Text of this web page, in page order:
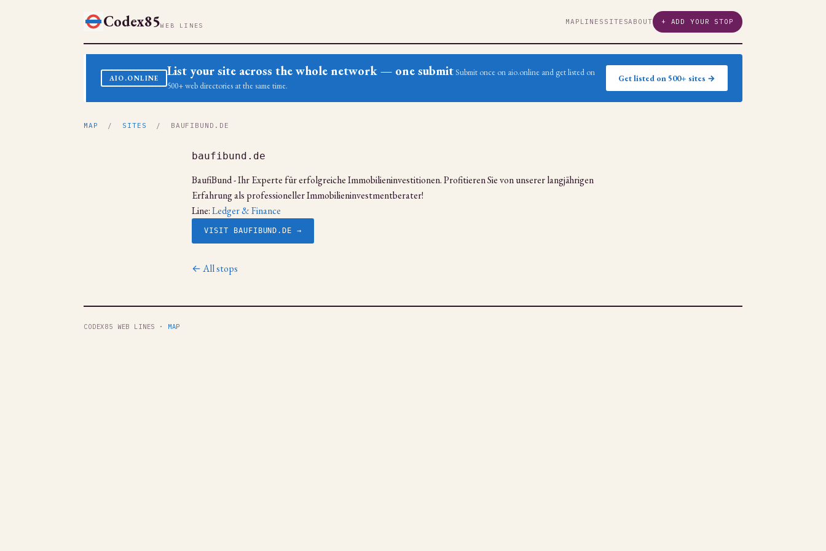
Codex85WEB LINES MAP LINES SITESABOUT + ADD YOUR STOP
AIO.ONLINE List your site across the whole network — one submit Submit once on aio.online and get listed on
500+ web directories at the same time.
Get listed on 500+ sites →
MAP / SITES / BAUFIBUND.DE
baufibund.de
BaufiBund - Ihr Experte für erfolgreiche Immobilieninvestitionen. Profitieren Sie von unserer langjährigen
Erfahrung als professioneller Immobilieninvestmentberater!
Line:Ledger & Finance
VISIT BAUFIBUND.DE →
← All stops
CODEX85 WEB LINES · MAP